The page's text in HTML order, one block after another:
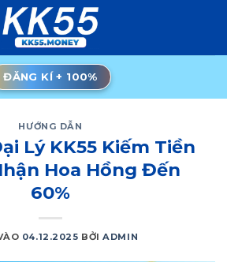
ĐĂNG KÍ + 100%
HƯỚNG DẪN
Lý KK55 Kiếm Tiền
Hoa Hồng Đến
60%
04.12.2025 BỞIADMIN